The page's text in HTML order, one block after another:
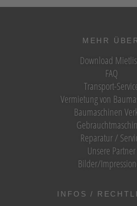
MEHR
Download
FAQ
Transport-
Vermietung von
Baumaschinen
Reparatur /
Unsere Partner
Bilder/
INFOS /